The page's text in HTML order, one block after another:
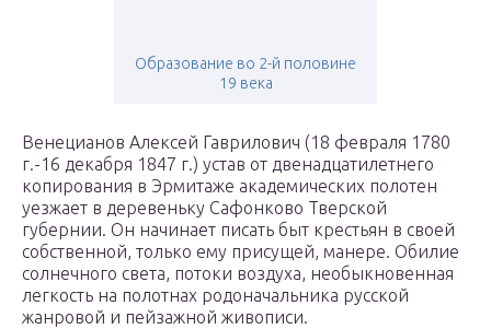
Образование во 2-й половине
19 века
Венецианов Алексей Гаврилович (18 февраля 1780
г.-16 декабря 1847 г.) устав от двенадцатилетнего
копирования в Эрмитаже академических полотен
уезжает в деревеньку Сафонково Тверской
губернии. Он начинает писать быт крестьян в своей
собственной, только ему присущей, манере. Обилие
солнечного света, потоки воздуха, необыкновенная
легкость на полотнах родоначальника русской
жанровой и пейзажной живописи.